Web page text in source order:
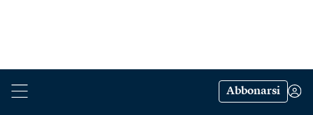
Abbonarsi